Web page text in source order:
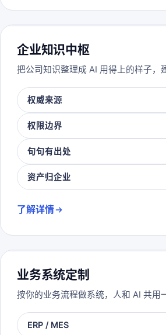
企业知识中枢
把公司知识整理成 AI 用得上的样子，
权威来源
权限边界
句句有出处
资产归企业
了解详情
业务系统定制
按你的业务流程做系统，人和 AI 共用
ERP / MES